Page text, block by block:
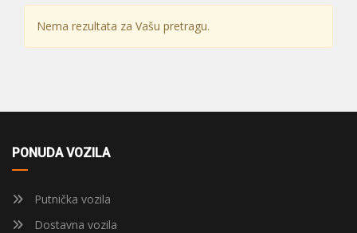
Nema rezultata za Vašu pretragu.
PONUDA VOZILA
Putnička vozila
Dostavna vozila